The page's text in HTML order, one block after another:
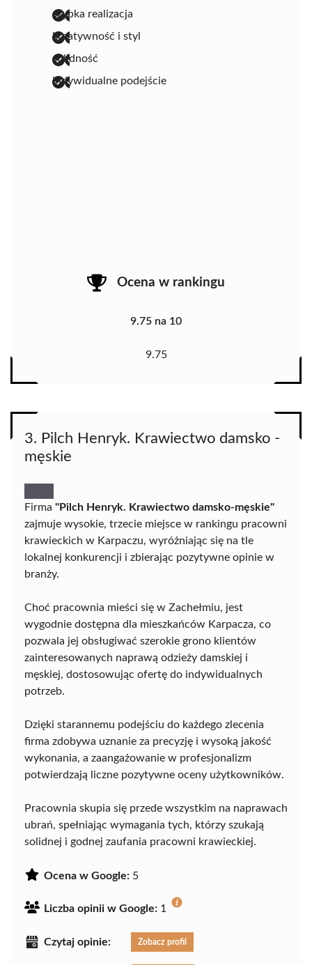
szybka realizacja
kreatywność i styl
solidność
indywidualne podejście
Ocena w rankingu
9.75 na 10
9.75
3. Pilch Henryk. Krawiectwo damsko -
męskie
Firma "Pilch Henryk. Krawiectwo damsko-męskie"
zajmuje wysokie, trzecie miejsce w rankingu pracowni
krawieckich w Karpaczu, wyróżniając się na tle
lokalnej konkurencji i zbierając pozytywne opinie w
branży.
Choć pracownia mieści się w Zachełmiu, jest
wygodnie dostępna dla mieszkańców Karpacza, co
pozwala jej obsługiwać szerokie grono klientów
zainteresowanych naprawą odzieży damskiej i
męskiej, dostosowując ofertę do indywidualnych
potrzeb.
Dzięki starannemu podejściu do każdego zlecenia
firma zdobywa uznanie za precyzję i wysoką jakość
wykonania, a zaangażowanie w profesjonalizm
potwierdzają liczne pozytywne oceny użytkowników.
Pracownia skupia się przede wszystkim na naprawach
ubrań, spełniając wymagania tych, którzy szukają
solidnej i godnej zaufania pracowni krawieckiej.
Ocena w Google: 5
Liczba opinii w Google: 1
Czytaj opinie: Zobacz profil